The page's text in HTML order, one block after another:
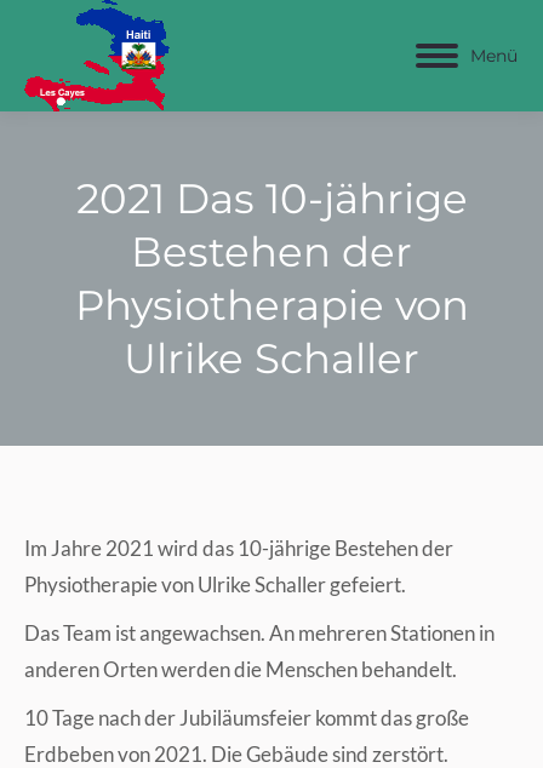
Menü
2021 Das 10-jährige
Bestehen der
Physiotherapie von
Ulrike Schaller
Im Jahre 2021 wird das 10-jährige Bestehen der
Physiotherapie von Ulrike Schaller gefeiert.
Das Team ist angewachsen. An mehreren Stationen in
anderen Orten werden die Menschen behandelt.
10 Tage nach der Jubiläumsfeier kommt das große
Erdbeben von 2021. Die Gebäude sind zerstört.